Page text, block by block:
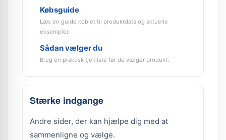
Købsguide
Læs en guide koblet til produktdata og aktuelle
eksempler.
Sådan vælger du
Brug en praktisk tjekliste før du vælger produkt.
Stærke indgange
Andre sider, der kan hjælpe dig med at
sammenligne og vælge.